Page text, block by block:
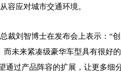
容应对城市交通环境。
刘智博士在发布会上表示：“创
未来紧凑级豪华车型具有很好
通过产品阵容的扩展，让更多细